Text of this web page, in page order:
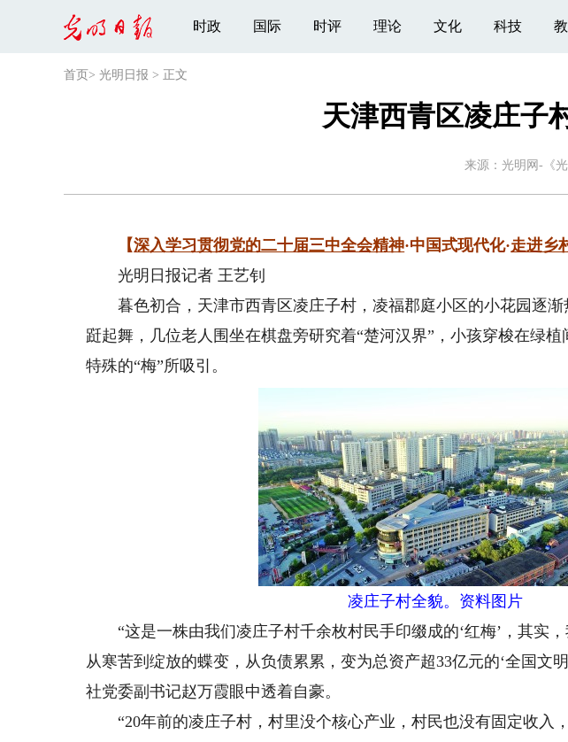
时政 国际 时评 理论 文化 科技
首页 > 光明日报 > 正文
天津西青区凌庄子
来源： 光明网-《光
【深入学习贯彻党的二十届三中全会精神·中国式现代化·走进乡
光明日报记者 王艺钊
暮色初合，天津市西青区凌庄子村，凌福郡庭小区的小花园逐渐
跹起舞，几位老人围坐在棋盘旁研究着“楚河汉界”，小孩穿梭在绿
特殊的“梅”所吸引。
凌庄子村全貌。资料图片
“这是一株由我们凌庄子村千余枚村民手印缀成的‘红梅’，其实，
从寒苦到绽放的蝶变，从负债累累，变为总资产超33亿元的‘全国文
社党委副书记赵万霞眼中透着自豪。
“20年前的凌庄子村，村里没个核心产业，村民也没有固定收入